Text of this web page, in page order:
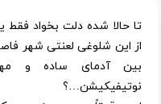
تا حالا شده دلت بخواد
از این شلوغی لعنتی شهر
بین آدمای ساده و
نوتیفیکیشن…؟